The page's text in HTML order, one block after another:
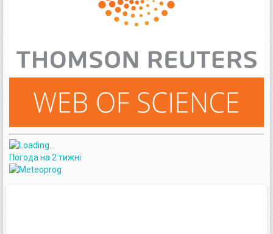
Погода на 2 тижні